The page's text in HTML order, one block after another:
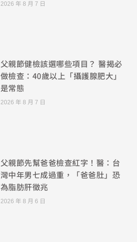
2026 年 8 月 7 日
父親節健檢該選哪些項目？ 醫揭必
做檢查：40歲以上「攝護腺肥大」
是常態
2026 年 8 月 7 日
父親節先幫爸爸檢查紅字！醫：台
灣中年男七成過重，「爸爸肚」恐
為脂肪肝徵兆
2026 年 8 月 6 日